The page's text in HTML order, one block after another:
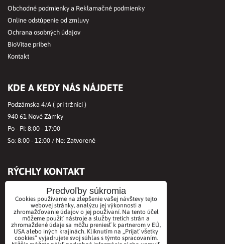
Obchodné podmienky a Reklamačné podmienky
Online odstúpenie od zmluvy
Ochrana osobných údajov
BioVitae príbeh
Kontakt
KDE A KEDY NÁS NÁJDETE
Podzámska 4/A ( pri tržnici )
940 61 Nové Zámky
Po - Pi: 8:00 - 17:00
So: 8:00 - 12:00 / Ne: Zatvorené
RÝCHLY KONTAKT
+421356421513
Mobil:+421901712584
Email:office@biovitae.sk
Predvoľby súkromia
Cookies používame na zlepšenie vašej návštevy tejto
webovej stránky, analýzu jej výkonnosti a
zhromažďovanie údajov o jej používaní. Na tento účel
môžeme použiť nástroje a služby tretích strán a
zhromaždené údaje sa môžu preniesť k partnerom v EÚ,
USA alebo iných krajinách. Kliknutím na „Prijať všetky
cookies“ vyjadrujete svoj súhlas s týmto spracovaním.